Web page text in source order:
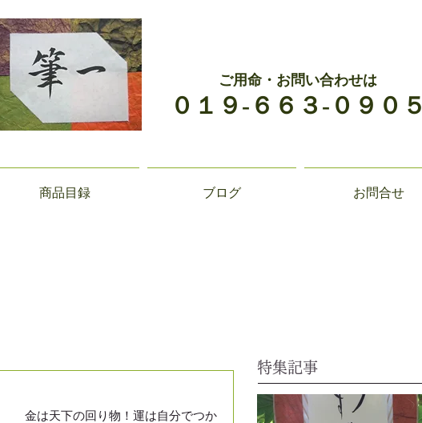
ご用命・お問い合わせは
０１９-６６３-０９０５
商品目録 ブログ お問合せ
金は天下の回り物！運は自分でつか
特集記事